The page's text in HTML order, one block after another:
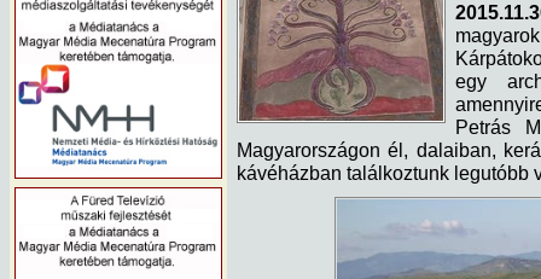
egy
Petrás
Magyarországon él, dalaiban,
kávéházban találkoztunk legutóbb